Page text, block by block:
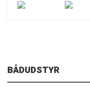
BÅDUDSTYR